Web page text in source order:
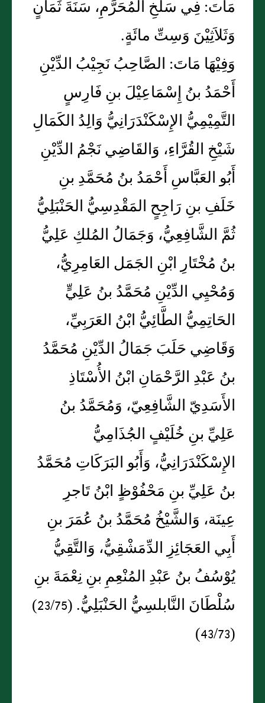
مَاتَ: فِي سَلْخِ المُحَرَّمِ، سَنَةَ ثَمَانٍ
وَثَلاَثِيْنَ وَسِتِّ مائَةٍ.
وَفِيْهَا مَاتَ: الصَّاحِبُ نَجِيْبُ الدِّيْنِ
أَحْمَدُ بنُ إِسْمَاعِيْلَ بنِ فَارِسٍ
التَّمِيْمِيُّ الإِسْكَنْدَرَانِيُّ وَالِدُ الكَمَالِ
شَيْخِ القُرَّاءِ، وَالقَاضِي نَجْمُ الدِّيْنِ
أَبُو العَبَّاسِ أَحْمَدُ بنُ مُحَمَّدِ بنِ
خَلَفِ بنِ رَاجِحٍ المَقْدِسِيُّ الحَنْبَلِيُّ
ثُمَّ الشَّافِعِيُّ، وَجَمَالُ المُلكِ عَلِيُّ
بنُ مُخْتَارِ ابْنِ الجَمَل العَامِرِيُّ،
وَمُحْيِي الدِّيْنِ مُحَمَّدُ بنُ عَلِيٍّ
الحَاتِمِيُّ الطَّائِيُّ ابْنُ العَرَبِيِّ،
وَقَاضِي حَلَبَ جَمَالُ الدِّيْنِ مُحَمَّدُ
بنُ عَبْدِ الرَّحْمَانِ ابْنُ الأُسْتَاذِ
الأَسَدِيّ الشَّافِعِيّ، وَمُحَمَّدُ بنُ
عَلِيِّ بنِ خُلَيْفٍ الجُذَامِيُّ
الإِسْكَنْدَرَانِيُّ، وَأَبُو البَرَكَاتِ مُحَمَّدُ
بنُ عَلِيِّ بنِ مَحْفُوْظٍ ابْنُ تَاجرِ
عِينَة، وَالشَّيْخُ مُحَمَّدُ بنُ عُمَرَ بنِ
أَبِي العَجَائِزِ الدِّمَشْقِيُّ، وَالتَّقِيُّ
يُوْسُفُ بنُ عَبْدِ المُنْعِمِ بنِ نِعْمَةَ بنِ
سُلْطَانَ النَّابلسِيُّ الحَنْبَلِيُّ. (23/75)
(43/73)